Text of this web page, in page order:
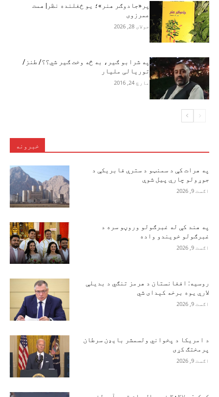
پر«جادوګر هنر»؛ یو ځغلنده نظر| همت
عمرزوی
جولای 28, 2026
په شرابو ګیر، به څه وخت ګیر شي؟؟/ طنز/
توریالی ملیار
مارچ 24, 2016
خبرونه
په هرات کې د سمنټو د سترې فابریکې د
جوړولو چارې پیل شوې
اګست 9, 2026
په هند کې له غبرګولو وروڼو سره د
غبرګولو خویندو واده
اګست 9, 2026
روسیه: افغانستان د هرمز تنګي د بدیلې
لارې یوه برخه کېدای شي
اګست 9, 2026
د امریکا د پخواني ولسمشر بایډن سرطان
پرمختګ کړی
اګست 9, 2026